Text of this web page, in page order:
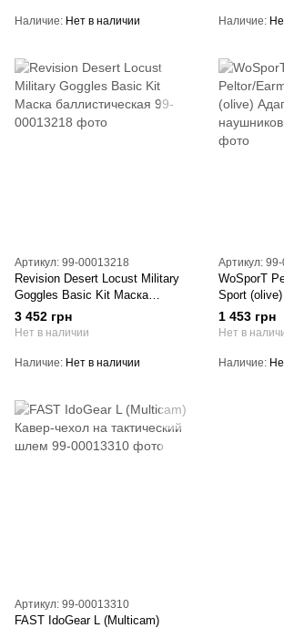
Наличие Нет в наличии Наличие
Артикул: 99-00013218
Revision Desert Locust Military
Goggles Basic Kit Маска
баллистическая
3 452 грн
Нет в наличии
Наличие Нет в наличии
Артикул:
WoSporT
Sport
для
1 453 грн
Нет в
Наличие
Артикул: 99-00013310
FAST IdoGear L (Multicam)